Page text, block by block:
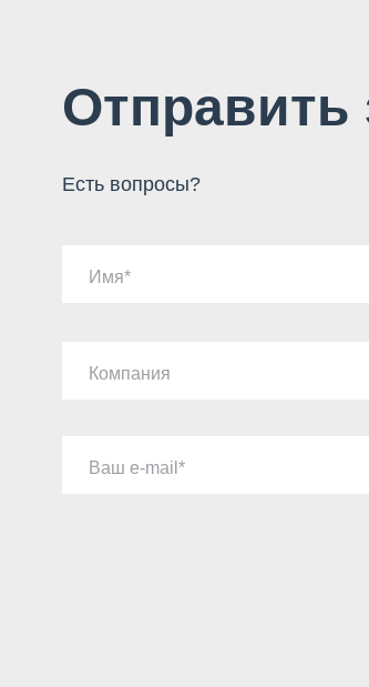
Отправить
Есть вопросы?
Имя
Компания
Ваш e-mail